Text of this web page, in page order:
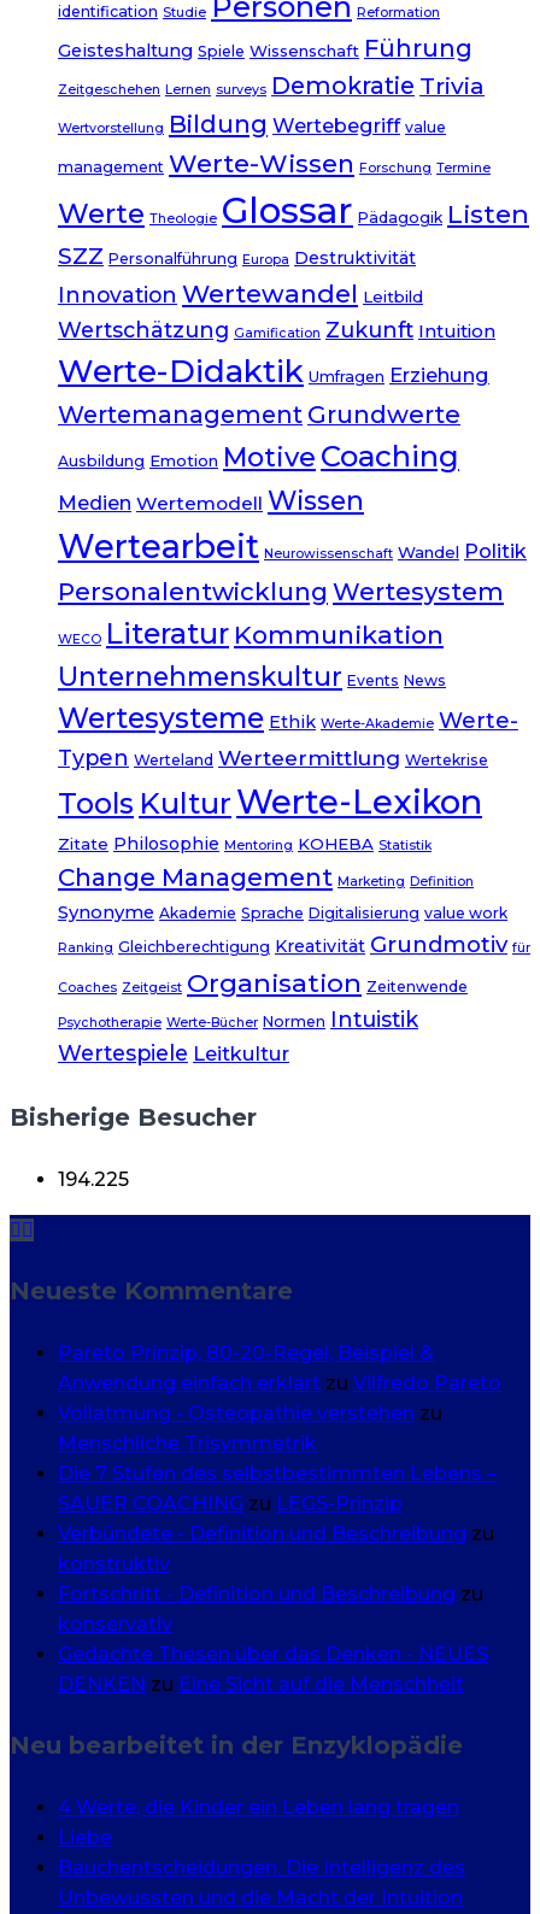
identification Studie Personen Reformation
Geisteshaltung Spiele Wissenschaft Führung
Zeitgeschehen Lernen surveys Demokratie Trivia
Wertvorstellung Bildung Wertebegriff value
management Werte-Wissen Forschung Termine
Werte Theologie Glossar Pädagogik Listen
SZZ Personalführung Europa Destruktivität
Innovation Wertewandel Leitbild
Wertschätzung Gamification Zukunft Intuition
Werte-Didaktik Umfragen Erziehung
Wertemanagement Grundwerte
Ausbildung Emotion Motive Coaching
Medien Wertemodell Wissen
Wertearbeit Neurowissenschaft Wandel Politik
Personalentwicklung Wertesystem
WECO Literatur Kommunikation
Unternehmenskultur Events News
Wertesysteme Ethik Werte-Akademie Werte-
Typen Werteland Werteermittlung Wertekrise
Tools Kultur Werte-Lexikon
Zitate Philosophie Mentoring KOHEBA Statistik
Change Management Marketing Definition
Synonyme Akademie Sprache Digitalisierung value work
Ranking Gleichberechtigung Kreativität Grundmotiv für
Coaches Zeitgeist Organisation Zeitenwende
Psychotherapie Werte-Bücher Normen Intuistik
Wertespiele Leitkultur
Bisherige Besucher
194.225
Neueste Kommentare
Pareto Prinzip, 80-20-Regel, Beispiel &
Anwendung einfach erklärt zu Vilfredo Pareto
Vollatmung - Osteopathie verstehen zu
Menschliche Trisymmetrik
Die 7 Stufen des selbstbestimmten Lebens –
SAUER COACHING zu LEGS-Prinzip
Verbündete - Definition und Beschreibung zu
konstruktiv
Fortschritt - Definition und Beschreibung zu
konservativ
Gedachte Thesen über das Denken - NEUES
DENKEN zu Eine Sicht auf die Menschheit
Neu bearbeitet in der Enzyklopädie
4 Werte, die Kinder ein Leben lang tragen
Liebe
Bauchentscheidungen. Die Intelligenz des
Unbewussten und die Macht der Intuition